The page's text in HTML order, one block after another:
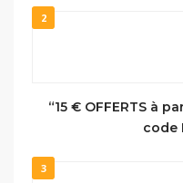
2
“15 € OFFERTS à
code
3